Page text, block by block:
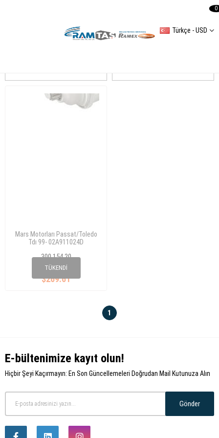
Türkçe - USD
0
TÜKENDI
Mars Motorları Passat/Toledo
Tdı 99- 02A911024D
300 154 20
$269.61
02A 911 024 D
1
E-bültenimize kayıt olun!
Hiçbir Şeyi Kaçırmayın: En Son Güncellemeleri Doğrudan Mail Kutunuza Alın
Gönder